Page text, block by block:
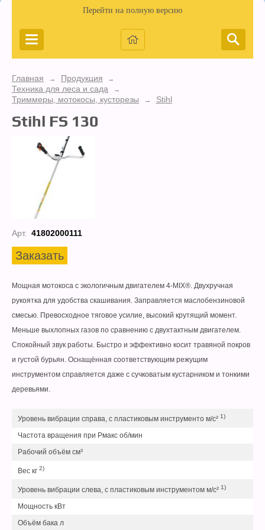
Перейти на полную версию
Главная → Продукция →
Техника для леса и сада →
Триммеры, мотокосы, кусторезы → Stihl
Stihl FS 130
Арт. 41802000111
Заказать
Мощная мотокоса с экологичным двигателем 4-MIX®. Двухручная
рукоятка для удобства скашивания. Заправляется маслобензиновой
смесью. Превосходное тяговое усилие, высокий крутящий момент.
Меньше выхлопных газов по сравнению с двухтактным двигателем.
Спокойный звук работы. Быстро и эффективно косит травяной покров
и густой бурьян. Оснащённая соответствующим режущим
инструментом справляется даже с сучковатым кустарником и тонкими
деревьями.
Уровень вибрации справа, с пластиковым инструменто м/с² 1)
Частота вращения при Pмакс об/мин
Рабочий объём см³
Вес кг 2)
Уровень вибрации слева, с пластиковым инструментом м/с² 1)
Мощность кВт
Объём бака л